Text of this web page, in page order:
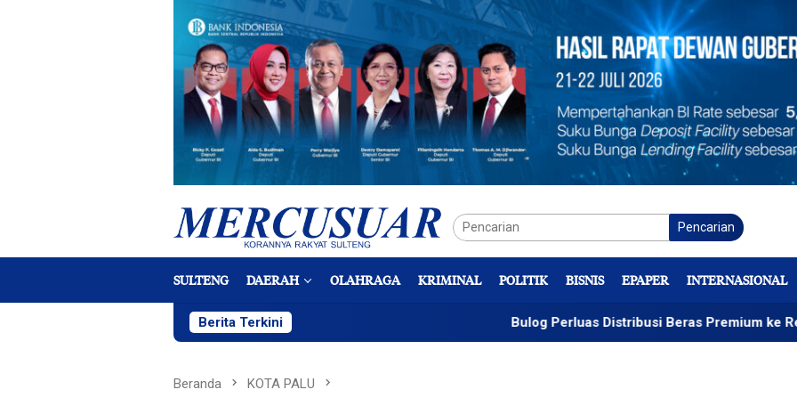
Pencarian
SULTENG DAERAH OLAHRAGA KRIMINAL POLITIK BISNIS EPAPER INTERNASIONAL
Berita Terkini Bulog Perluas Distribusi Beras Premium ke Retail Modern
Beranda KOTA PALU